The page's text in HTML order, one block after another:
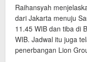
Raihansyah
dari Jakarta menuju
11.45 WIB dan tiba di
WIB. Jadwal itu juga
penerbangan Lion